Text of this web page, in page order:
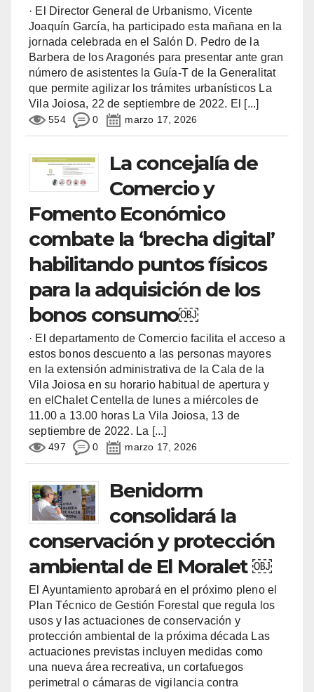
· El Director General de Urbanismo, Vicente
Joaquín García, ha participado esta mañana en la
jornada celebrada en el Salón D. Pedro de la
Barbera de los Aragonés para presentar ante gran
número de asistentes la Guía-T de la Generalitat
que permite agilizar los trámites urbanísticos La
Vila Joiosa, 22 de septiembre de 2022. El [...]
554 0 marzo 17, 2026
La concejalía de
Comercio y
Fomento Económico
combate la ‘brecha digital’
habilitando puntos físicos
para la adquisición de los
bonos consumo￼
· El departamento de Comercio facilita el acceso a
estos bonos descuento a las personas mayores
en la extensión administrativa de la Cala de la
Vila Joiosa en su horario habitual de apertura y
en elChalet Centella de lunes a miércoles de
11.00 a 13.00 horas La Vila Joiosa, 13 de
septiembre de 2022. La [...]
497 0 marzo 17, 2026
Benidorm
consolidará la
conservación y protección
ambiental de El Moralet ￼
El Ayuntamiento aprobará en el próximo pleno el
Plan Técnico de Gestión Forestal que regula los
usos y las actuaciones de conservación y
protección ambiental de la próxima década Las
actuaciones previstas incluyen medidas como
una nueva área recreativa, un cortafuegos
perimetral o cámaras de vigilancia contra